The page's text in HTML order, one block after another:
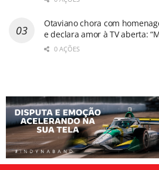
Otaviano chora com
e declara amor à TV aberta:
0 AÇÕES